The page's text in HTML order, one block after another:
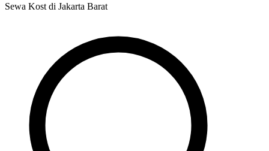
Sewa Kost di Jakarta Barat